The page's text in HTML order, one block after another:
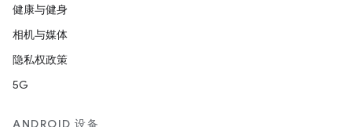
健康与健身
相机与媒体
隐私权政策
5G
ANDROID 设备